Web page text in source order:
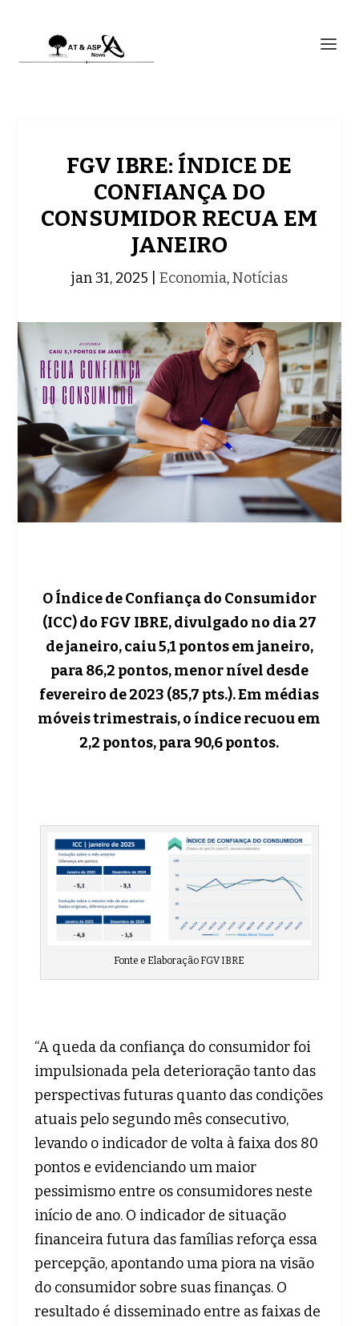
FGV IBRE: ÍNDICE DE
CONFIANÇA DO
CONSUMIDOR RECUA EM
JANEIRO
jan 31, 2025 Economia,Notícias
O Índice de Confiança do Consumidor
(ICC) do FGV IBRE, divulgado no dia 27
de janeiro, caiu 5,1 pontos em janeiro,
para 86,2 pontos, menor nível desde
fevereiro de 2023 (85,7 pts.). Em médias
móveis trimestrais, o índice recuou em
2,2 pontos, para 90,6 pontos.
Fonte e Elaboração FGV IBRE
“A queda da confiança do consumidor foi
impulsionada pela deterioração tanto das
perspectivas futuras quanto das condições
atuais pelo segundo mês consecutivo,
levando o indicador de volta à faixa dos 80
pontos e evidenciando um maior
pessimismo entre os consumidores neste
início de ano. O indicador de situação
financeira futura das famílias reforça essa
percepção, apontando uma piora na visão
do consumidor sobre suas finanças. O
resultado é disseminado entre as faixas de